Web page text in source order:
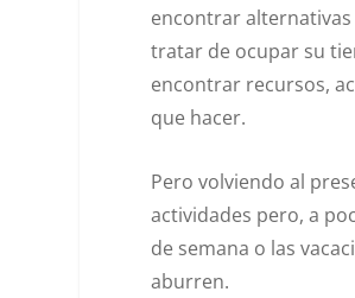
encontrar
tratar de ocupar su
encontrar recursos,
que hacer.
Pero volviendo al
actividades pero, a
de semana o las
aburren.